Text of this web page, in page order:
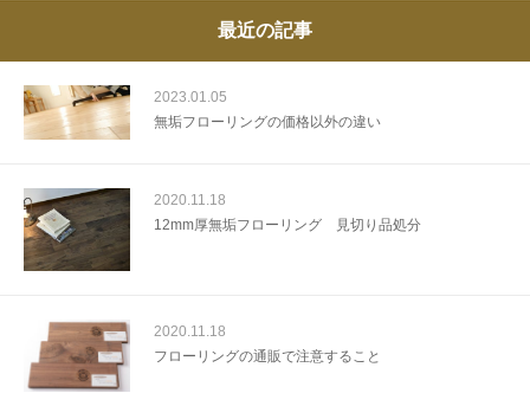
最近の記事
2023.01.05
無垢フローリングの価格以外の違い
2020.11.18
12mm厚無垢フローリング 見切り品処分
2020.11.18
フローリングの通販で注意すること